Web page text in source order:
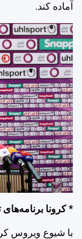
آماده کند.
* کرونا
با شیوع ویروس